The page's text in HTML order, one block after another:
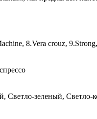
8.Vera crouz,
зеленый,